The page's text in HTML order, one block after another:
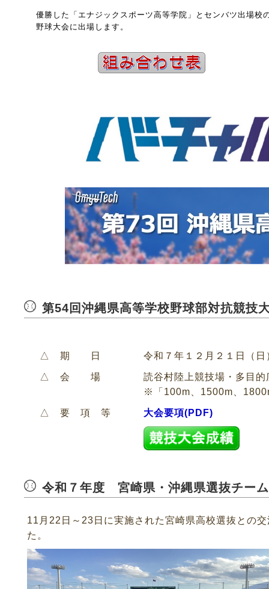
優勝した「エナジックスポーツ高等学院」とセンバツ出場
野球大会に出場します。
第54回沖縄県高等学校野球部対抗競技
△ 期 日 令和７年１２月２１日（日
△ 会 場
読谷村陸上競技場・多目
※「100m、1500m、
△ 要 項 等 大会要項(PDF)
令和７年度 宮崎県・沖縄県選抜チー
11月22日～23日に実施された宮崎県高校選抜との
た。